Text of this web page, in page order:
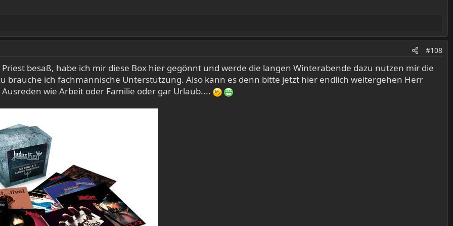
#108
besaß, habe ich mir diese Box hier gegönnt und werde die langen Winterabende dazu nutzen mir die
brauche ich fachmännische Unterstützung. Also kann es denn bitte jetzt hier endlich weitergehen Herr
wie Arbeit oder Familie oder gar Urlaub....